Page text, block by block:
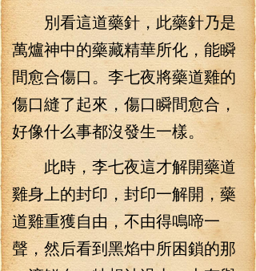
別看這道藥針，此藥針乃是
萬爐神中的藥藏精華所化，能瞬
間愈合傷口。李七夜將藥道雞的
傷口縫了起來，傷口瞬間愈合，
好像什么事都沒發生一樣。
此時，李七夜這才解開藥道
雞身上的封印，封印一解開，藥
道雞重獲自由，不由得鳴啼一
聲，然后看到黑焰中所困鎖的那